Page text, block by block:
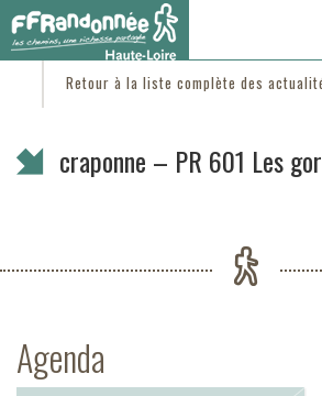
Vous êtes ici :Accueil/C'est d'actu
Retour à la liste complète des
craponne – PR 601 Les
Agenda